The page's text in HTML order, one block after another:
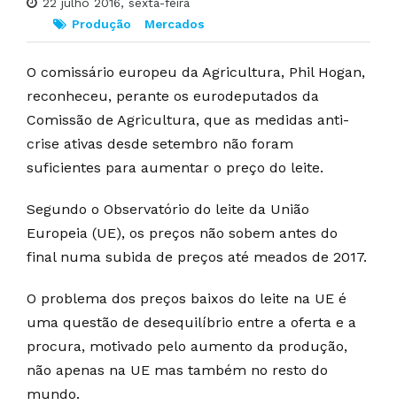
Produção
Mercados
O comissário europeu da Agricultura, Phil Hogan,
reconheceu, perante os eurodeputados da
Comissão de Agricultura, que as medidas anti-
crise ativas desde setembro não foram
suficientes para aumentar o preço do leite.
Segundo o Observatório do leite da União
Europeia (UE), os preços não sobem antes do
final numa subida de preços até meados de 2017.
O problema dos preços baixos do leite na UE é
uma questão de desequilíbrio entre a oferta e a
procura, motivado pelo aumento da produção,
não apenas na UE mas também no resto do
mundo.